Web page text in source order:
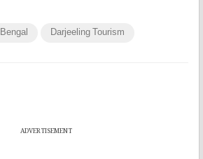
Darjeeling Tourism
ADVERTISEMENT